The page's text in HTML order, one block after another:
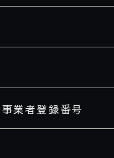
業者登録番号